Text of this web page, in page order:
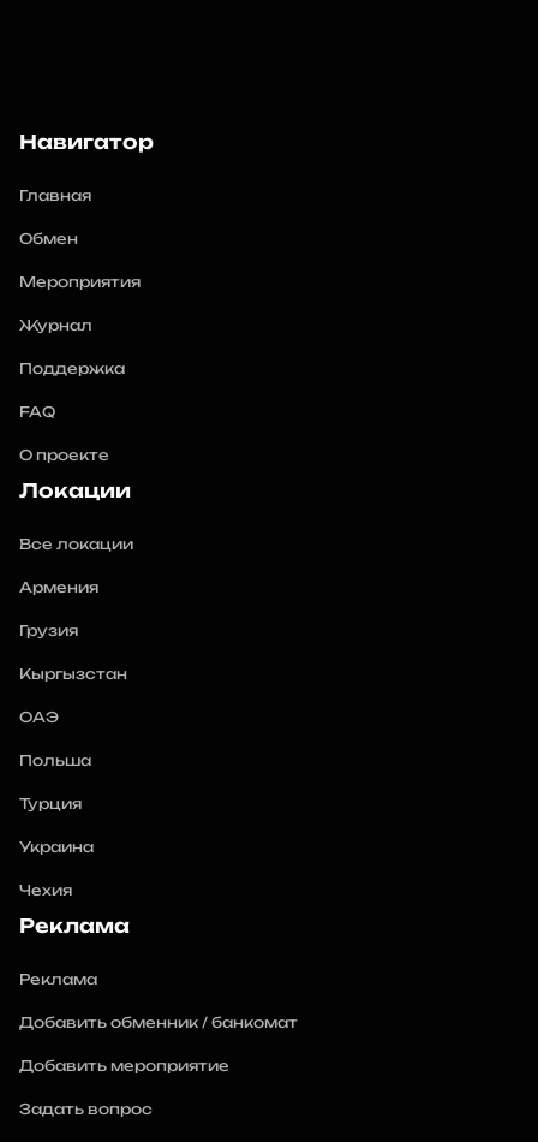
Навигатор
Главная
Обмен
Мероприятия
Журнал
Поддержка
FAQ
О проекте
Локации
Все локации
Армения
Грузия
Кыргызстан
ОАЭ
Польша
Турция
Украина
Чехия
Реклама
Реклама
Добавить обменник / банкомат
Добавить мероприятие
Задать вопрос